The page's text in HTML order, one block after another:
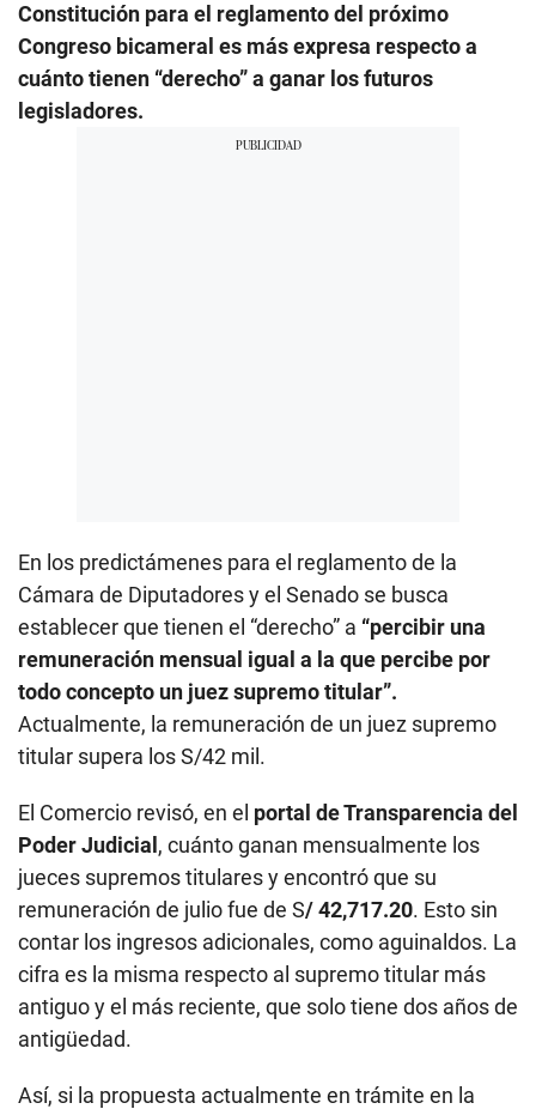
Constitución para el reglamento del próximo
Congreso bicameral es más expresa respecto a
cuánto tienen “derecho” a ganar los futuros
legisladores.
En los predictámenes para el reglamento de la
Cámara de Diputadores y el Senado se busca
establecer que tienen el “derecho” a “percibir una
remuneración mensual igual a la que percibe por
todo concepto un juez supremo titular”.
Actualmente, la remuneración de un juez supremo
titular supera los S/42 mil.
El Comercio revisó, en el portal de Transparencia del
Poder Judicial , cuánto ganan mensualmente los
jueces supremos titulares y encontró que su
remuneración de julio fue de S/ 42,717.20. Esto sin
contar los ingresos adicionales, como aguinaldos. La
cifra es la misma respecto al supremo titular más
antiguo y el más reciente, que solo tiene dos años de
antigüedad.
Así, si la propuesta actualmente en trámite en la